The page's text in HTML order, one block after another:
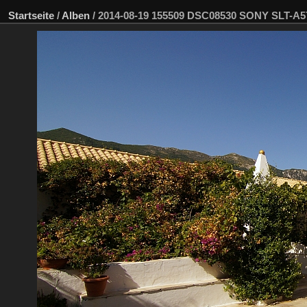
Startseite / Alben / 2014-08-19 155509 DSC08530 SONY SLT-